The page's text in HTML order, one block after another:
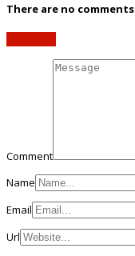
There are no comments
Comment
Name
Email
Url